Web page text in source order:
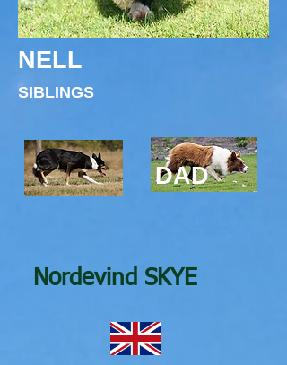
NELL
SIBLINGS
DAD
Nordevind SKYE